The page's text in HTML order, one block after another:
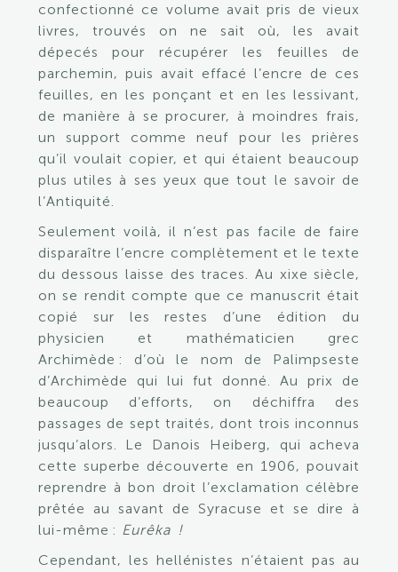
confectionné ce volume avait pris de vieux
livres, trouvés on ne sait où, les avait
dépecés pour récupérer les feuilles de
parchemin, puis avait effacé l’encre de ces
feuilles, en les ponçant et en les lessivant,
de manière à se procurer, à moindres frais,
un support comme neuf pour les prières
qu’il voulait copier, et qui étaient beaucoup
plus utiles à ses yeux que tout le savoir de
l’Antiquité.
Seulement voilà, il n’est pas facile de faire
disparaître l’encre complètement et le texte
du dessous laisse des traces. Au xixe siècle,
on se rendit compte que ce manuscrit était
copié sur les restes d’une édition du
physicien et mathématicien grec
Archimède : d’où le nom de Palimpseste
d’Archimède qui lui fut donné. Au prix de
beaucoup d’efforts, on déchiffra des
passages de sept traités, dont trois inconnus
jusqu’alors. Le Danois Heiberg, qui acheva
cette superbe découverte en 1906, pouvait
reprendre à bon droit l’exclamation célèbre
prêtée au savant de Syracuse et se dire à
lui-même : Eurêka !
Cependant, les hellénistes n’étaient pas au